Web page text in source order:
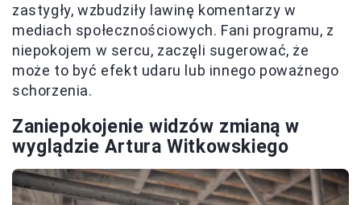
zastygły, wzbudziły lawinę komentarzy w
mediach społecznościowych. Fani programu, z
niepokojem w sercu, zaczęli sugerować, że
może to być efekt udaru lub innego poważnego
schorzenia.
Zaniepokojenie widzów zmianą w
wyglądzie Artura Witkowskiego